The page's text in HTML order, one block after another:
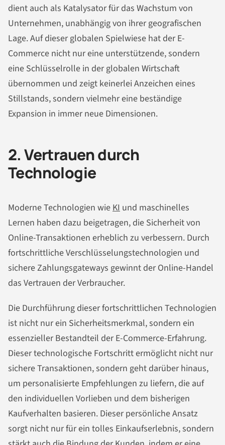
dient auch als Katalysator für das Wachstum von
Unternehmen, unabhängig von ihrer geografischen
Lage. Auf dieser globalen Spielwiese hat der E-
Commerce nicht nur eine unterstützende, sondern
eine Schlüsselrolle in der globalen Wirtschaft
übernommen und zeigt keinerlei Anzeichen eines
Stillstands, sondern vielmehr eine beständige
Expansion in immer neue Dimensionen.
2. Vertrauen durch
Technologie
Moderne Technologien wieKI und maschinelles
Lernen haben dazu beigetragen, die Sicherheit von
Online-Transaktionen erheblich zu verbessern. Durch
fortschrittliche Verschlüsselungstechnologien und
sichere Zahlungsgateways gewinnt der Online-Handel
das Vertrauen der Verbraucher.
Die Durchführung dieser fortschrittlichen Technologien
ist nicht nur ein Sicherheitsmerkmal, sondern ein
essenzieller Bestandteil der E-Commerce-Erfahrung.
Dieser technologische Fortschritt ermöglicht nicht nur
sichere Transaktionen, sondern geht darüber hinaus,
um personalisierte Empfehlungen zu liefern, die auf
den individuellen Vorlieben und dem bisherigen
Kaufverhalten basieren. Dieser persönliche Ansatz
sorgt nicht nur für ein tolles Einkaufserlebnis, sondern